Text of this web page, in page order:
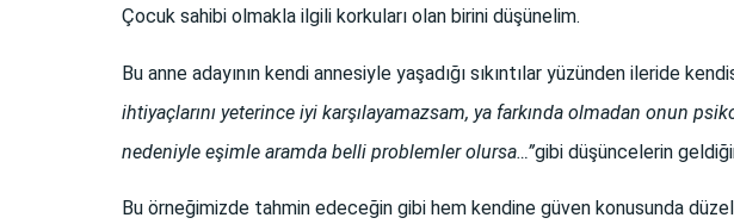
Çocuk sahibi olmakla ilgili korkuları olan birini düşünelim.
Bu anne adayının kendi annesiyle yaşadığı sıkıntılar yüzünden ileride
ihtiyaçlarını yeterince iyi karşılayamazsam, ya farkında olmadan onun
nedeniyle eşimle aramda belli problemler olursa…”gibi düşüncelerin
Bu örneğimizde tahmin edeceğin gibi hem kendine güven konusunda